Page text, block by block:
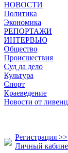
НОВОСТИ
Политика
Экономика
РЕПОРТАЖИ
ИНТЕРВЬЮ
Общество
Происшествия
Суд да дело
Культура
Спорт
Краеведение
Новости от
Регистрация >>
Личный